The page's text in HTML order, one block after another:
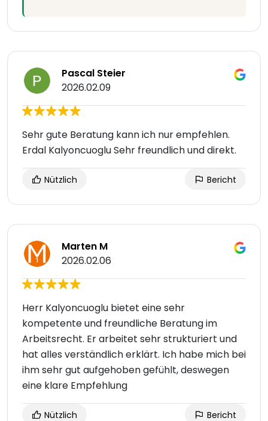
Pascal Steier
2026.02.09
Sehr gute Beratung kann ich nur empfehlen.
Erdal Kalyoncuoglu Sehr freundlich und direkt.
Nützlich Bericht
Marten M
2026.02.06
Herr Kalyoncuoglu bietet eine sehr
kompetente und freundliche Beratung im
Arbeitsrecht. Er arbeitet sehr strukturiert und
hat alles verständlich erklärt. Ich habe mich bei
ihm sehr gut aufgehoben gefühlt, deswegen
eine klare Empfehlung
Nützlich Bericht